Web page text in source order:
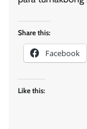
Share this:
Facebook
Like this: